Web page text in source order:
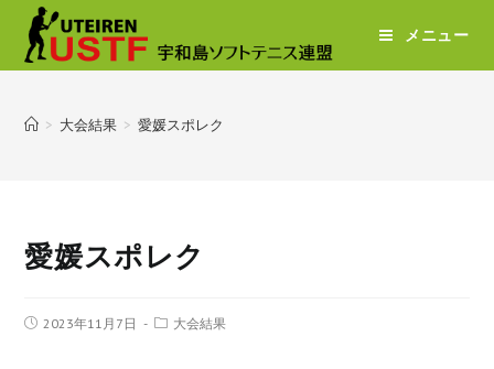
メニュー
> 大会結果 > 愛媛スポレク
愛媛スポレク
2023年11月7日 大会結果